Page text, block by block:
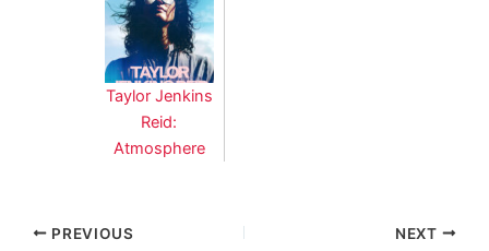
Taylor Jenkins
Reid:
Atmosphere
PREVIOUS NEXT